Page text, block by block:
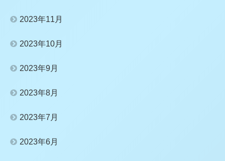
2023年11月
2023年10月
2023年9月
2023年8月
2023年7月
2023年6月